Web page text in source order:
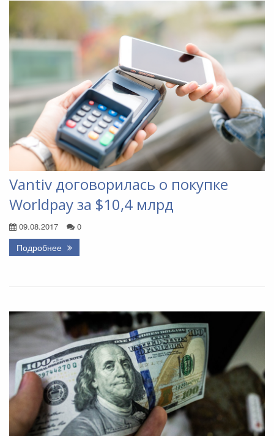
Vantiv договорилась о покупке
Worldpay за $10,4 млрд
09.08.2017 0
Подробнее